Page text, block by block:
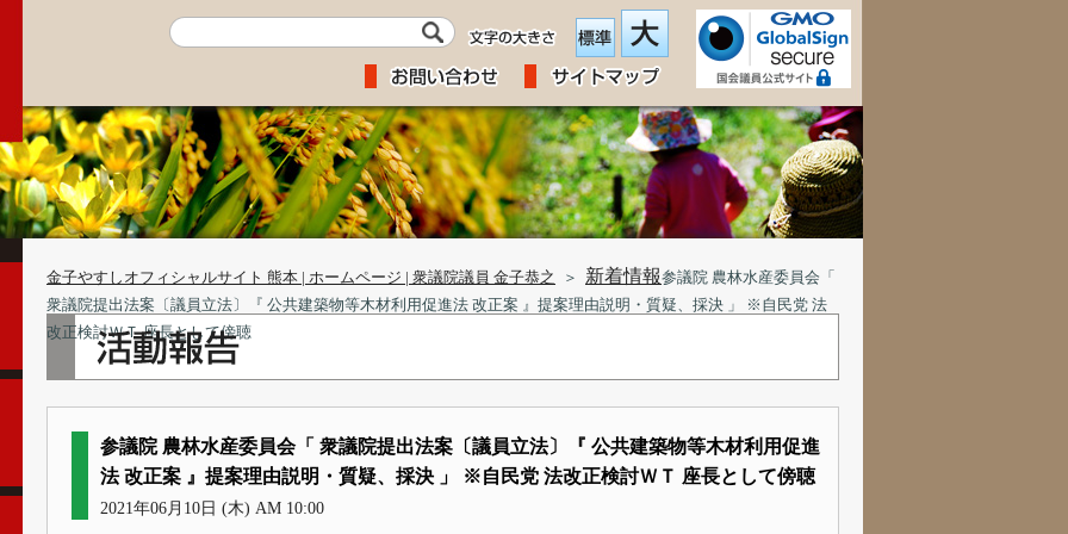
金子やすしオフィシャルサイト 熊本 | ホームページ | 衆議院議員 金子恭之 ＞ 新着情報参議院 農林水産委員会「
衆議院提出法案〔議員立法〕『 公共建築物等木材利用促進法 改正案 』提案理由説明・質疑、採決 」 ※自民党 法
改正検討ＷＴ 座長として傍聴
参議院 農林水産委員会「 衆議院提出法案〔議員立法〕『 公共建築物等木材利用促進
法 改正案 』提案理由説明・質疑、採決 」 ※自民党 法改正検討ＷＴ 座長として傍聴
2021年06月10日 (木) AM 10:00